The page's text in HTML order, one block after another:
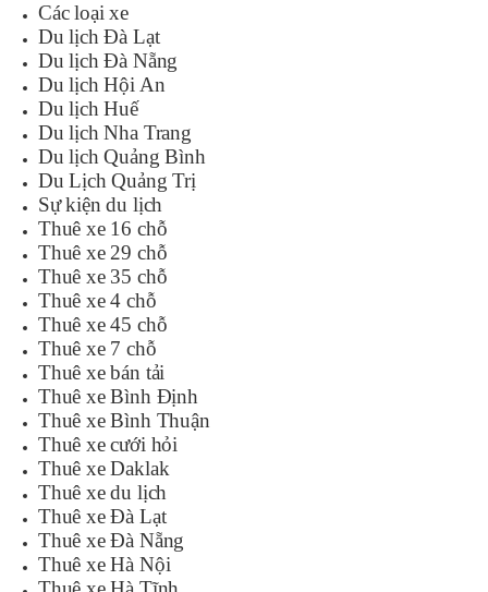
Các loại xe
Du lịch Đà Lạt
Du lịch Đà Nẵng
Du lịch Hội An
Du lịch Huế
Du lịch Nha Trang
Du lịch Quảng Bình
Du Lịch Quảng Trị
Sự kiện du lịch
Thuê xe 16 chỗ
Thuê xe 29 chỗ
Thuê xe 35 chỗ
Thuê xe 4 chỗ
Thuê xe 45 chỗ
Thuê xe 7 chỗ
Thuê xe bán tải
Thuê xe Bình Định
Thuê xe Bình Thuận
Thuê xe cưới hỏi
Thuê xe Daklak
Thuê xe du lịch
Thuê xe Đà Lạt
Thuê xe Đà Nẵng
Thuê xe Hà Nội